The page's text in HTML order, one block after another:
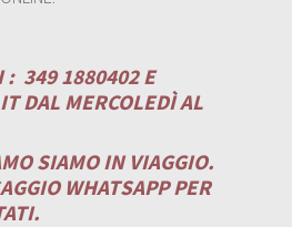
: 349 1880402 E
DAL MERCOLEDÌ AL
SIAMO IN VIAGGIO.
WHATSAPP PER